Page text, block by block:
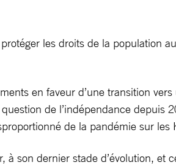
les droits de la population
en faveur d’une transition
de l’indépendance depuis
de la pandémie sur les
à son dernier stade d’évolution, et